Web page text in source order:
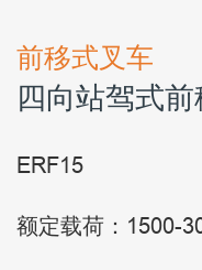
前移式叉车
四向站驾式
ERF15
额定载荷：1500-